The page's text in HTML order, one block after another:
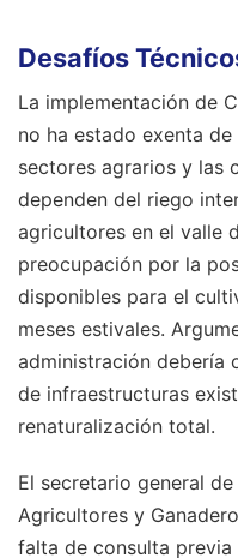
Desafíos
La implementación de
no ha estado exenta
sectores agrarios y las
dependen del riego
agricultores en el valle
preocupación por la
disponibles para el
meses estivales.
administración debería
de infraestructuras
renaturalización total.
El secretario general
Agricultores y
falta de consulta